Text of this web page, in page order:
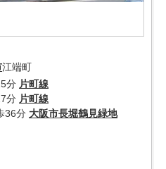
江端町
分 片町線
分 片町線
36分 大阪市長堀鶴見緑地